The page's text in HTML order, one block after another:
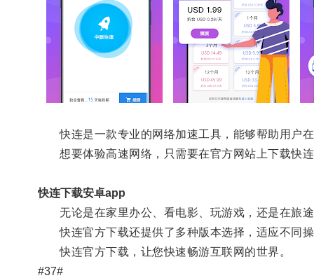
快连是一款专业的网络加速工具，能够帮助用户
想要体验高速网络，只需要在官方网站上下载快
快连下载安卓app
无论是在家里办公、看电影、玩游戏，还是在旅
快连官方下载还提供了多种版本选择，适应不同
快连官方下载，让您快速畅游互联网的世界。
#37#